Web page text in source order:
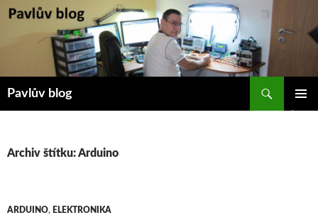
Přejít
Pavlův blog
Archiv štítku: Arduino
ARDUINO, ELEKTRONIKA